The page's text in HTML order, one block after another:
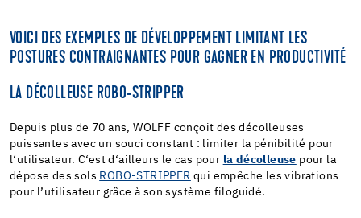
VOICI DES EXEMPLES DE DÉVELOPPEMENT LIMITANT LES
POSTURES CONTRAIGNANTES POUR GAGNER EN PRODUCTIVITÉ
LA DÉCOLLEUSE ROBO-STRIPPER
Depuis plus de 70 ans, WOLFF conçoit des décolleuses
puissantes avec un souci constant : limiter la pénibilité pour
l‘utilisateur. C‘est d‘ailleurs le cas pour la décolleuse pour la
dépose des sols ROBO-STRIPPER qui empêche les vibrations
pour l’utilisateur grâce à son système filoguidé.